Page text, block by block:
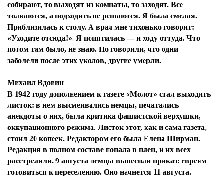
собирают, то выходят из комнаты, то заходят. Все
толкаются, а подходить не решаются. Я была смелая.
Приблизилась к столу. А врач мне тихонько говорит:
«Уходите отсюда!». Я попятилась — и ходу оттуда. Что
потом там было, не знаю. Но говорили, что одни
заболели после этих уколов, другие умерли.
Михаил Вдовин
В 1942 году дополнением к газете «Молот» стал выходить
листок: в нем высмеивались немцы, печатались
анекдоты о них, была критика фашистской верхушки,
оккупационного режима. Листок этот, как и сама газета,
стоил 20 копеек. Редактором его была Елена Ширман.
Редакция в полном составе попала в плен, и их всех
расстреляли. 9 августа немцы вывесили приказ: евреям
готовиться к переселению. Оно начнется 11 августа.